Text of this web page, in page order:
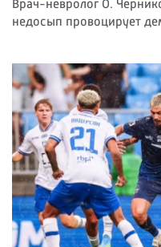
Врач-невролог О.
недосып провоцирует